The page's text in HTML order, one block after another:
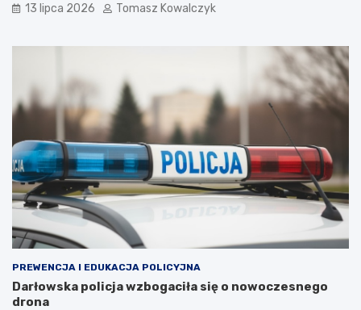
13 lipca 2026 Tomasz Kowalczyk
PREWENCJA I EDUKACJA POLICYJNA
Darłowska policja wzbogaciła się o nowoczesnego
drona